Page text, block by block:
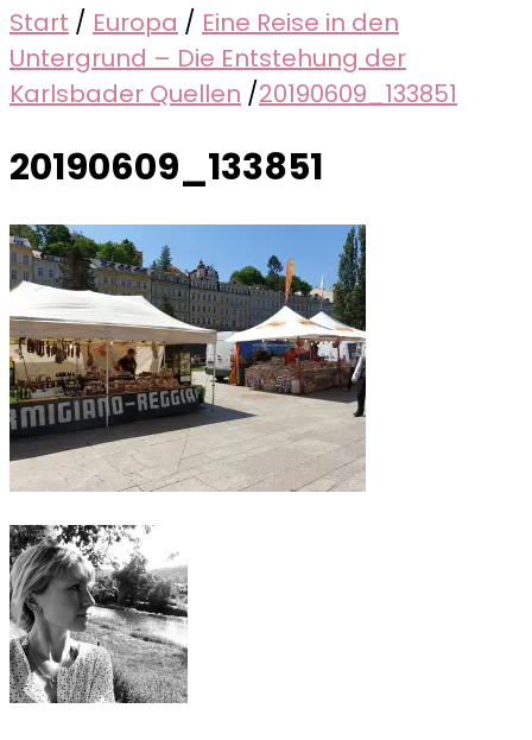
Start / Europa / Eine Reise in den
Untergrund – Die Entstehung der
Karlsbader Quellen /20190609_133851
20190609_133851